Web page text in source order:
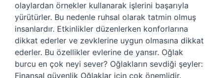
olaylardan örnekler kullanarak işlerini başarıyla
yürütürler. Bu nedenle ruhsal olarak tatmin olmuş
insanlardır. Etkinlikler düzenlerken konforlarına
dikkat ederler ve zevklerine uygun olmasına dikkat
ederler. Bu özellikler evlerine de yansır. Oğlak
burcu en çok neyi sever? Oğlakların sevdiği şeyler:
Finansal güvenlik Oğlaklar için çok önemlidir.